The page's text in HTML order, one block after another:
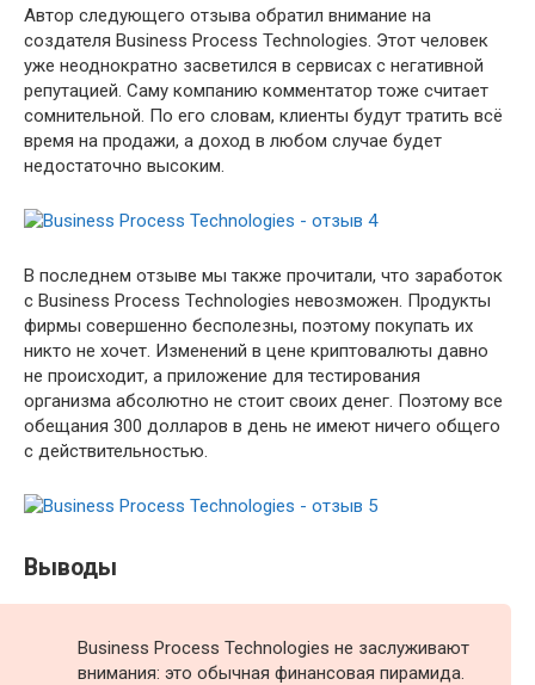
Автор следующего отзыва обратил внимание на
создателя Business Process Technologies. Этот человек
уже неоднократно засветился в сервисах с негативной
репутацией. Саму компанию комментатор тоже считает
сомнительной. По его словам, клиенты будут тратить всё
время на продажи, а доход в любом случае будет
недостаточно высоким.
В последнем отзыве мы также прочитали, что заработок
с Business Process Technologies невозможен. Продукты
фирмы совершенно бесполезны, поэтому покупать их
никто не хочет. Изменений в цене криптовалюты давно
не происходит, а приложение для тестирования
организма абсолютно не стоит своих денег. Поэтому все
обещания 300 долларов в день не имеют ничего общего
с действительностью.
Выводы
Business Process Technologies не заслуживают
внимания: это обычная финансовая пирамида.